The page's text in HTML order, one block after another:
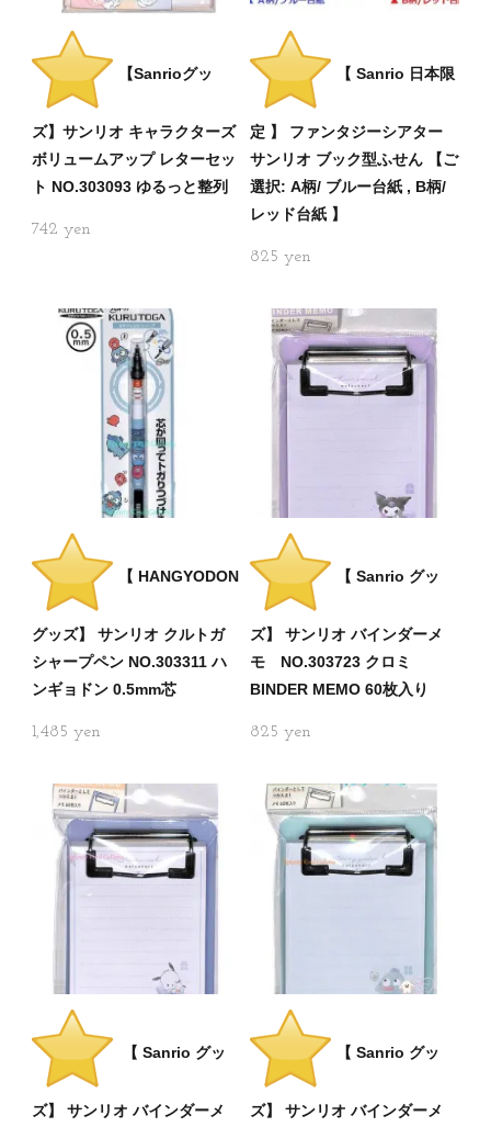
【Sanrioグッ
ズ】サンリオ キャラクターズ
ボリュームアップ レターセッ
ト NO.303093 ゆるっと整列
742
【 Sanrio 日本限
定 】 ファンタジーシアター
サンリオ ブック型ふせん 【ご
選択: A柄/ ブルー台紙 , B柄/
レッド台紙 】
825
【 HANGYODON
グッズ】 サンリオ クルトガ
シャープペン NO.303311 ハ
ンギョドン 0.5mm芯
1,485
【 Sanrio グッ
ズ】 サンリオ バインダーメ
モ NO.303723 クロミ
BINDER MEMO 60枚入り
825
【 Sanrio グッ
ズ】 サンリオ バインダーメ
【 Sanrio グッ
ズ】 サンリオ バインダーメ